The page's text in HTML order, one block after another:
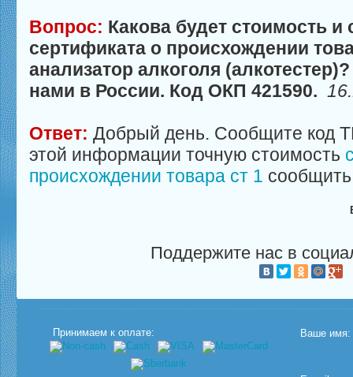
Вопрос: Какова будет стоимость
сертификата о происхождении
анализатор алкоголя
нами в России. Код ОКП 421590.
Ответ: Добрый день. Сообщите код
этой информации точную стоимость
происхождении товара ст 1
Поддержите нас в
Принимаем к оплате: Ваше имя: